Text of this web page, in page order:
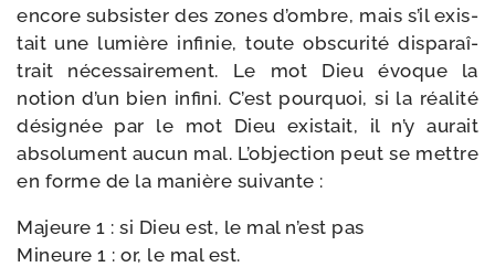
encore sub­sis­ter des zones d’ombre, mais s’il exis­
tait une lumière infi­nie, toute obs­cu­ri­té dis­pa­raî­
trait néces­sai­re­ment. Le mot Dieu évoque la
notion d’un bien infi­ni. C’est pour­quoi, si la réa­li­té
dési­gnée par le mot Dieu exis­tait, il n’y aurait
abso­lu­ment aucun mal. L’objection peut se mettre
en forme de la manière suivante :
Majeure 1 : si Dieu est, le mal n’est pas
Mineure 1 : or, le mal est.